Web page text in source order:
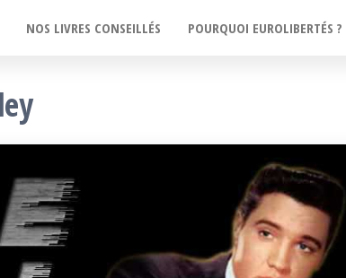
NOS LIVRES CONSEILLÉS POURQUOI EUROLIBERTÉS ?